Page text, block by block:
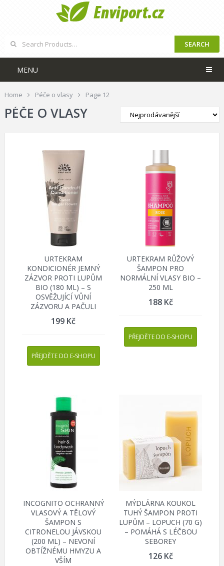
SEARCH
MENU
Home Péče o vlasy Page 12
PÉČE O VLASY
URTEKRAM
KONDICIONÉR JEMNÝ
ZÁZVOR PROTI LUPŮM
BIO (180 ML) – S
OSVĚŽUJÍCÍ VŮNÍ
ZÁZVORU A PAČULI
199 Kč
PŘEJDĚTE DO E-SHOPU
URTEKRAM RŮŽOVÝ
ŠAMPON PRO
NORMÁLNÍ VLASY BIO –
250 ML
188 Kč
PŘEJDĚTE DO E-SHOPU
INCOGNITO OCHRANNÝ
VLASOVÝ A TĚLOVÝ
ŠAMPON S
CITRONELOU JÁVSKOU
(200 ML) – NEVONÍ
OBTÍŽNÉMU HMYZU A
VŠÍM
MÝDLÁRNA KOUKOL
TUHÝ ŠAMPON PROTI
LUPŮM – LOPUCH (70 G)
– POMÁHÁ S LÉČBOU
SEBOREY
126 Kč